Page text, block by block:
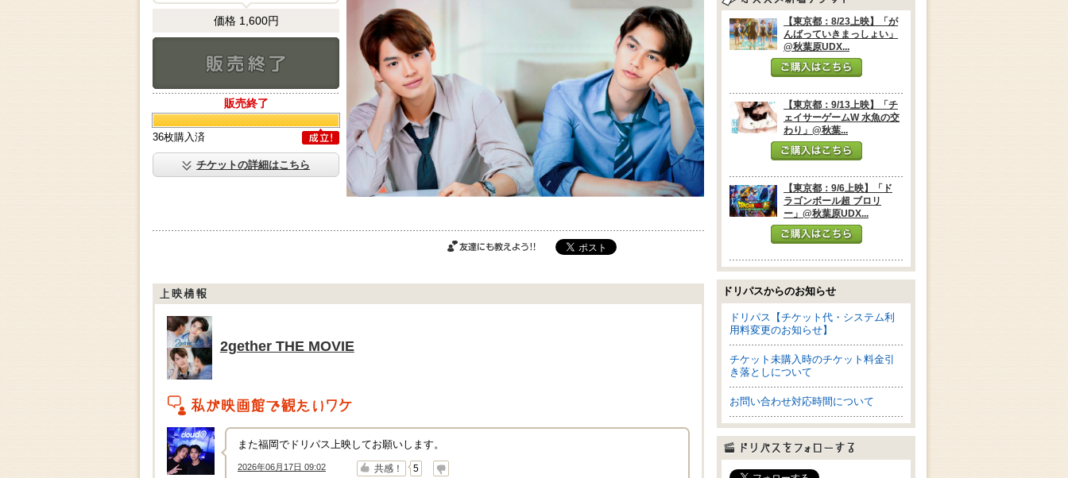
価格 1,600円
販売終了
販売終了
36枚購入済
成立
チケットの詳細はこちら
上映情報
2gether THE MOVIE
私がこの作品を映画館で観たいワケ
また福岡でドリパス上映してお願いします。
2026年06月17日 09:02
↑ 共感！ 5
↓
【東京都：8/23上映】「が
んばっていきまっしょい」
@秋葉原UDX...
ご購入はこちら
【東京都：9/13上映】「チ
ェイサーゲームW 水魚の交
わり」@秋葉...
ご購入はこちら
【東京都：9/6上映】「ド
ラゴンボール超 ブロリ
ー」@秋葉原UDX...
ご購入はこちら
ドリパスからのお知らせ
ドリパス【チケット代・システム利
用料変更のお知らせ】
チケット未購入時のチケット料金引
き落としについて
お問い合わせ対応時間について
ドリパスをフォローする